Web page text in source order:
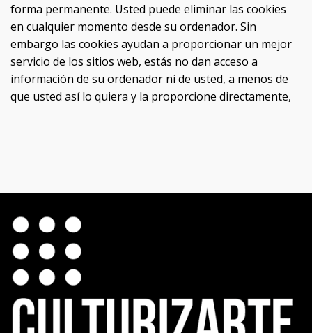
forma permanente. Usted puede eliminar las cookies
en cualquier momento desde su ordenador. Sin
embargo las cookies ayudan a proporcionar un mejor
servicio de los sitios web, estás no dan acceso a
información de su ordenador ni de usted, a menos de
que usted así lo quiera y la proporcione directamente,